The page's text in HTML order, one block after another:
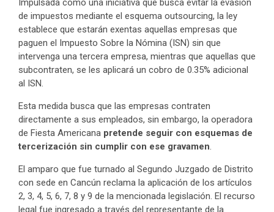
Impulsada como una iniciativa que busca evitar la evasión
de impuestos mediante el esquema outsourcing, la ley
establece que estarán exentas aquellas empresas que
paguen el Impuesto Sobre la Nómina (ISN) sin que
intervenga una tercera empresa, mientras que aquellas que
subcontraten, se les aplicará un cobro de 0.35% adicional
al ISN.
Esta medida busca que las empresas contraten
directamente a sus empleados, sin embargo, la operadora
de Fiesta Americana pretende seguir con esquemas de
tercerización sin cumplir con ese gravamen.
El amparo que fue turnado al Segundo Juzgado de Distrito
con sede en Cancún reclama la aplicación de los artículos
2, 3, 4, 5, 6, 7, 8 y 9 de la mencionada legislación. El recurso
legal fue ingresado a través del representante de la